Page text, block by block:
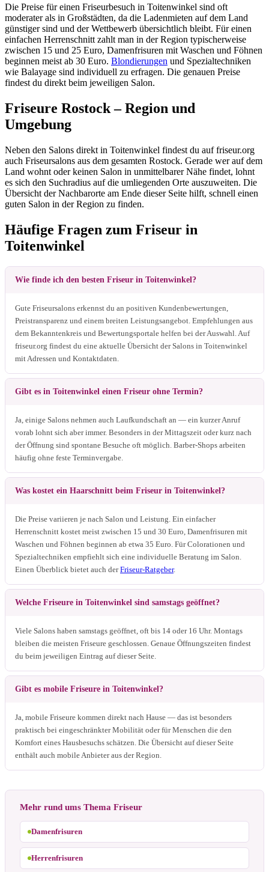
Die Preise für einen Friseurbesuch in Toitenwinkel sind oft
moderater als in Großstädten, da die Ladenmieten auf dem Land
günstiger sind und der Wettbewerb übersichtlich bleibt. Für einen
einfachen Herrenschnitt zahlt man in der Region typischerweise
zwischen 15 und 25 Euro, Damenfrisuren mit Waschen und Föhnen
beginnen meist ab 30 Euro. Blondierungen und Spezialtechniken
wie Balayage sind individuell zu erfragen. Die genauen Preise
findest du direkt beim jeweiligen Salon.
Friseure Rostock – Region und
Umgebung
Neben den Salons direkt in Toitenwinkel findest du auf friseur.org
auch Friseursalons aus dem gesamten Rostock. Gerade wer auf dem
Land wohnt oder keinen Salon in unmittelbarer Nähe findet, lohnt
es sich den Suchradius auf die umliegenden Orte auszuweiten. Die
Übersicht der Nachbarorte am Ende dieser Seite hilft, schnell einen
guten Salon in der Region zu finden.
Häufige Fragen zum Friseur in
Toitenwinkel
Wie finde ich den besten Friseur in Toitenwinkel?
Gute Friseursalons erkennst du an positiven Kundenbewertungen,
Preistransparenz und einem breiten Leistungsangebot. Empfehlungen aus
dem Bekanntenkreis und Bewertungsportale helfen bei der Auswahl. Auf
friseur.org findest du eine aktuelle Übersicht der Salons in Toitenwinkel
mit Adressen und Kontaktdaten.
Gibt es in Toitenwinkel einen Friseur ohne Termin?
Ja, einige Salons nehmen auch Laufkundschaft an — ein kurzer Anruf
vorab lohnt sich aber immer. Besonders in der Mittagszeit oder kurz nach
der Öffnung sind spontane Besuche oft möglich. Barber-Shops arbeiten
häufig ohne feste Terminvergabe.
Was kostet ein Haarschnitt beim Friseur in Toitenwinkel?
Die Preise variieren je nach Salon und Leistung. Ein einfacher
Herrenschnitt kostet meist zwischen 15 und 30 Euro, Damenfrisuren mit
Waschen und Föhnen beginnen ab etwa 35 Euro. Für Colorationen und
Spezialtechniken empfiehlt sich eine individuelle Beratung im Salon.
Einen Überblick bietet auch derFriseur-Ratgeber.
Welche Friseure in Toitenwinkel sind samstags geöffnet?
Viele Salons haben samstags geöffnet, oft bis 14 oder 16 Uhr. Montags
bleiben die meisten Friseure geschlossen. Genaue Öffnungszeiten findest
du beim jeweiligen Eintrag auf dieser Seite.
Gibt es mobile Friseure in Toitenwinkel?
Ja, mobile Friseure kommen direkt nach Hause — das ist besonders
praktisch bei eingeschränkter Mobilität oder für Menschen die den
Komfort eines Hausbesuchs schätzen. Die Übersicht auf dieser Seite
enthält auch mobile Anbieter aus der Region.
Mehr rund ums Thema Friseur
Damenfrisuren
Herrenfrisuren